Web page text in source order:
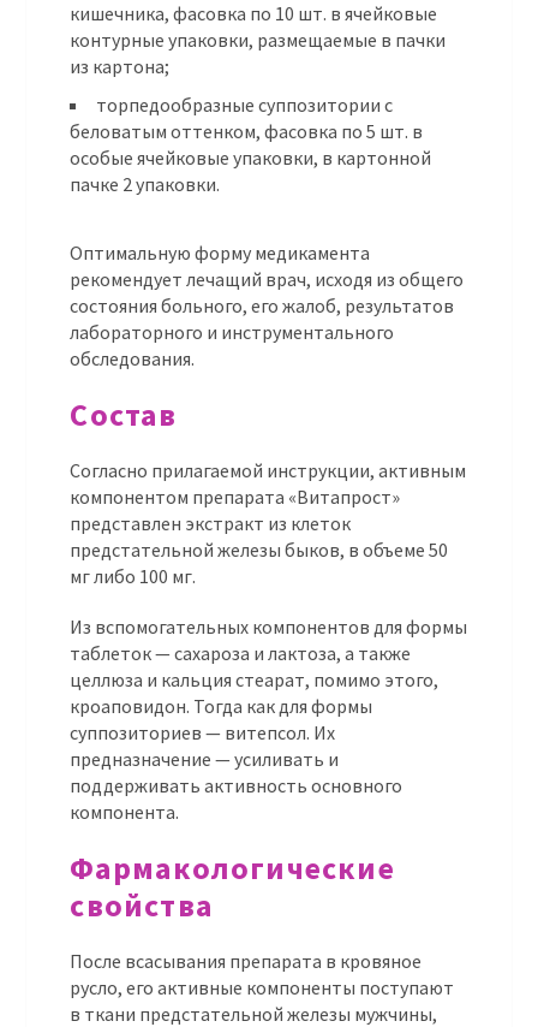
кишечника, фасовка по 10 шт. в ячейковые
контурные упаковки, размещаемые в пачки
из картона;
торпедообразные суппозитории с
беловатым оттенком, фасовка по 5 шт. в
особые ячейковые упаковки, в картонной
пачке 2 упаковки.
Оптимальную форму медикамента
рекомендует лечащий врач, исходя из общего
состояния больного, его жалоб, результатов
лабораторного и инструментального
обследования.
Состав
Согласно прилагаемой инструкции, активным
компонентом препарата «Витапрост»
представлен экстракт из клеток
предстательной железы быков, в объеме 50
мг либо 100 мг.
Из вспомогательных компонентов для формы
таблеток — сахароза и лактоза, а также
целлюза и кальция стеарат, помимо этого,
кроаповидон. Тогда как для формы
суппозиториев — витепсол. Их
предназначение — усиливать и
поддерживать активность основного
компонента.
Фармакологические
свойства
После всасывания препарата в кровяное
русло, его активные компоненты поступают
в ткани предстательной железы мужчины,